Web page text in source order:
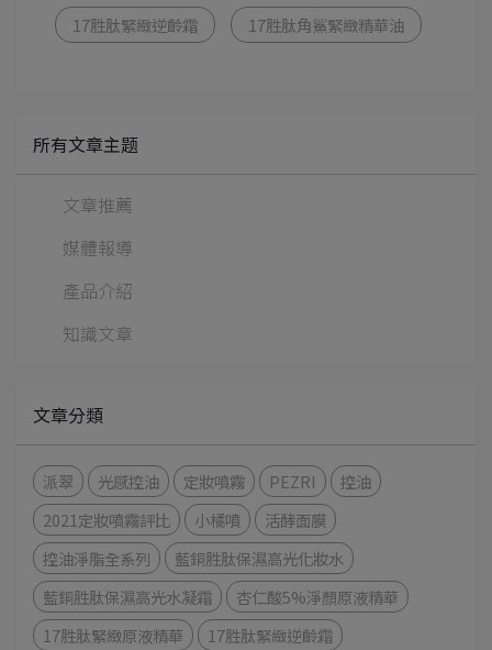
17胜肽緊緻逆齡霜 17胜肽角鯊緊緻精華油
所有文章主题
文章推薦
媒體報導
產品介紹
知識文章
文章分類
派翠 光感控油 定妝噴霧 PEZRI
控油
2021定妝噴霧評比
小橘噴
活酵面膜
控油淨脂全系列
藍銅胜肽保濕高光化妝水
藍銅胜肽保濕高光水凝霜
杏仁酸5%淨顏原液精華
17胜肽緊緻原液精華
17胜肽緊緻逆齡霜